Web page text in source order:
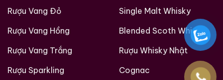
Đừng bỏ lỡ cơ hội sở hữu tuyệt tác này tại
ruouxachtay.com
– Nơi những giá trị hoàng gia được
gìn giữ trọn vẹn.
Giới Thiệu Một Số Mẫu Rượu Trung Quốc
Rượu Vang Đỏ
Rượu Vang Hồng
Rượu Vang Trắng
Rượu Sparkling
Single Malt Whisky
Blended Scoth Whisky
Rượu Whisky Nhật
Cognac